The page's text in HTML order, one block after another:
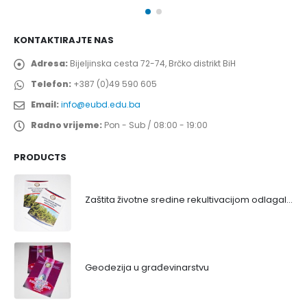
KONTAKTIRAJTE NAS
Adresa: Bijeljinska cesta 72-74, Brčko distrikt BiH
Telefon: +387 (0)49 590 605
Email:info@eubd.edu.ba
Radno vrijeme: Pon - Sub / 08:00 - 19:00
PRODUCTS
Zaštita životne sredine rekultivacijom odlagališta
Geodezija u građevinarstvu